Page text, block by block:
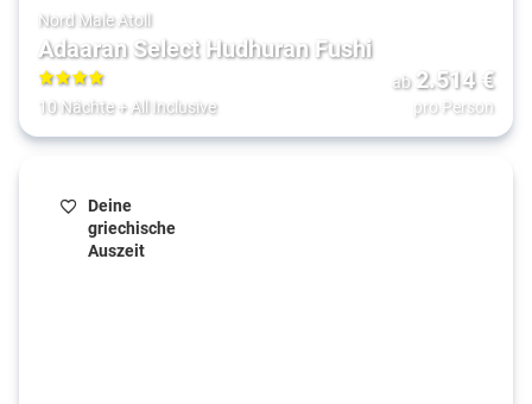
Nord Male Atoll
Adaaran Select Hudhuran Fushi
4
10 Nächte+ All Inclusive
ab 2.514€
pro Person
Deine
griechische
Auszeit